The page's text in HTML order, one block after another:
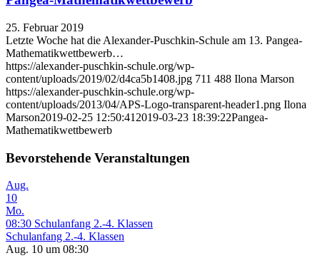
25. Februar 2019
Letzte Woche hat die Alexander-Puschkin-Schule am 13. Pangea-
Mathematikwettbewerb…
https://alexander-puschkin-schule.org/wp-
content/uploads/2019/02/d4ca5b1408.jpg 711 488 Ilona Marson
https://alexander-puschkin-schule.org/wp-
content/uploads/2013/04/APS-Logo-transparent-header1.png Ilona
Marson2019-02-25 12:50:41 2019-03-23 18:39:22Pangea-
Mathematikwettbewerb
Bevorstehende Veranstaltungen
Aug.
10
Mo.
08:30 Schulanfang 2.-4. Klassen
Schulanfang 2.-4. Klassen
Aug. 10 um 08:30